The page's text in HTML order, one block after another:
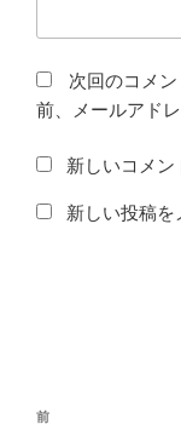
次回のコメ
前、メールアド
新しいコメン
新しい投稿を
投
前
前